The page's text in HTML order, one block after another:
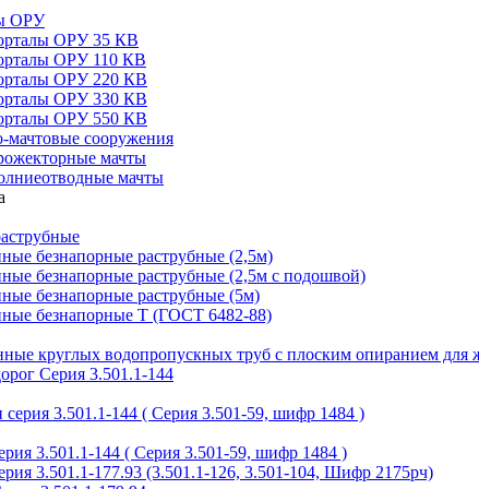
ОРУ
ОРУ 35 КВ
ОРУ 110 КВ
ОРУ 220 КВ
ОРУ 330 КВ
ОРУ 550 КВ
мачтовые сооружения
мачты
мачты
безнапорные раструбные (2,5м)
безнапорные раструбные (2,5м с подошвой)
безнапорные раструбные (5м)
безнапорные Т (ГОСТ 6482-88)
круглых водопропускных труб с плоским опиранием для
Серия 3.501.1-144
серия 3.501.1-144 ( Серия 3.501-59, шифр 1484 )
3.501.1-144 ( Серия 3.501-59, шифр 1484 )
3.501.1-177.93 (3.501.1-126, 3.501-104, Шифр 2175рч)